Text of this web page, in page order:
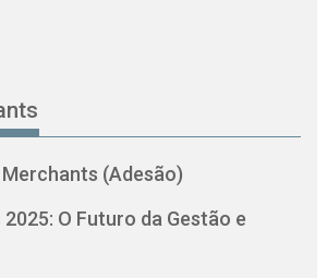
Merchants (Adesão)
2025: O Futuro da Gestão e